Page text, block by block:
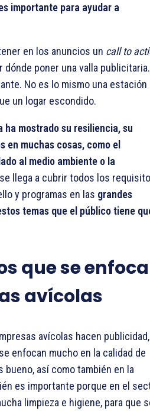
importante para ayudar a
en los anuncios un call to
dónde poner una valla
No es lo mismo una estación
un logar escondido.
ha mostrado su resiliencia, su
en muchas cosas, como el
al medio ambiente o la
llega a cubrir todos los
y programas en las grandes
temas que el público tiene
que se
avícolas
avícolas hacen publicidad,
enfocan mucho en la calidad de
así como también en la
es importante porque en el
limpieza e higiene, para que